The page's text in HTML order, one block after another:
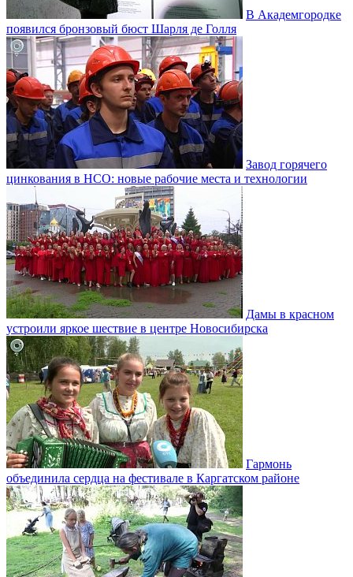
В Академгородке
появился бронзовый бюст Шарля де Голля
Завод горячего
цинкования в НСО: новые рабочие места и технологии
Дамы в красном
устроили яркое шествие в центре Новосибирска
Гармонь
объединила сердца на фестивале в Каргатском районе